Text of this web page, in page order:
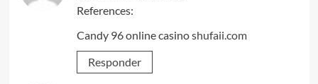
References:
Candy 96 online casinoshufaii.com
Responder